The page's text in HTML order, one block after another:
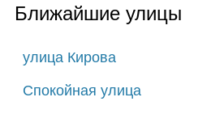
Ближайшие улицы
улица Кирова
Спокойная улица